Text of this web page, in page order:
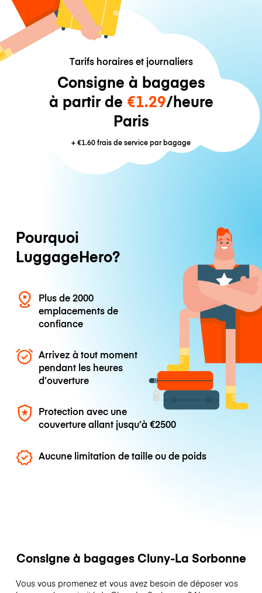
Tarifs horaires et journaliers
Consigne à bagages
à partir de €1.29/heure
Paris
+€1.60frais de service par bagage
Pourquoi
LuggageHero?
Plus de 2000
emplacements de
confiance
Arrivez à tout moment
pendant les heures
d’ouverture
Protection avec une
couverture allant jusqu’à€2500
Aucune limitation de taille ou de poids
Consigne à bagages Cluny-La Sorbonne
Vous vous promenez et vous avez besoin de déposer vos